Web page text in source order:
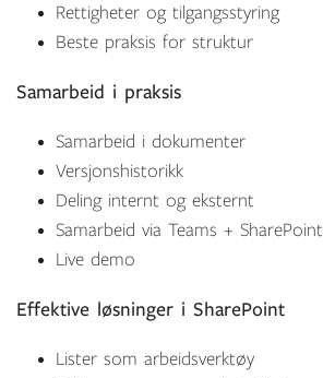
Rettigheter og tilgangsstyring
Beste praksis for struktur
Samarbeid i praksis
Samarbeid i dokumenter
Versjonshistorikk
Deling internt og eksternt
Samarbeid via Teams + SharePoint
Live demo
Effektive løsninger i SharePoint
Lister som arbeidsverktøy